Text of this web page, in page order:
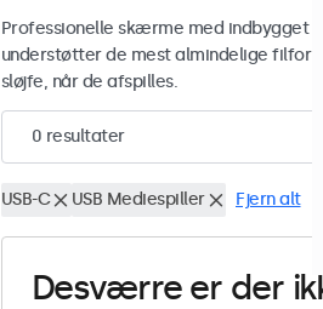
Professionelle skærme med indbygget
understøtter de mest almindelige
sløjfe, når de afspilles.
0 resultater
USB-C USB Mediespiller Fjern alt
Desværre er der